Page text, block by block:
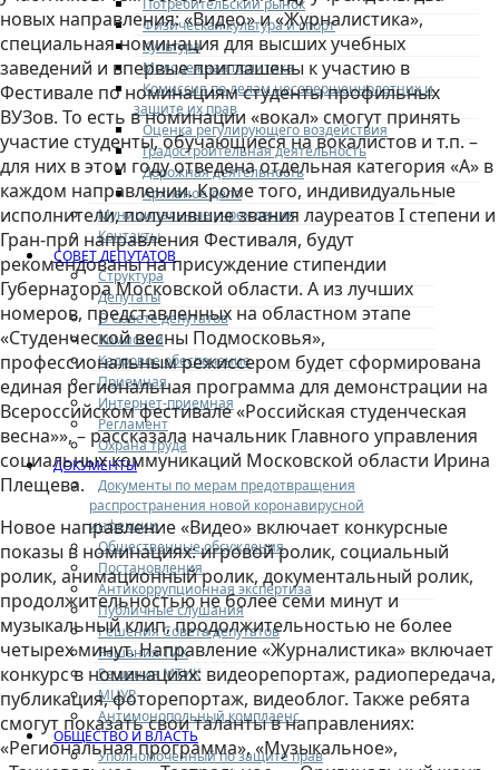
Физическая культура и спорт
Культура
Молодежная политика
Комиссия по делам несовершеннолетних и
защите их прав
Оценка регулирующего воздействия
Градостроительная деятельность
Дорожная деятельность
Архивное дело
Муниципальные учреждения
Контакты
СОВЕТ ДЕПУТАТОВ
Структура
Депутаты
О Совете депутатов
Комиссии
Кадровое обеспечение
Приемная
Интернет-приемная
Регламент
Охрана труда
ДОКУМЕНТЫ
Документы по мерам предотвращения
распространения новой коронавирусной
инфекции
Общественные обсуждения
Постановления
Антикоррупционная экспертиза
Публичные слушания
Решения Совета депутатов
Решения ТИК
Решения МТИК
МЦУР
Антимонопольный комплаенс
ОБЩЕСТВО И ВЛАСТЬ
Уполномоченный по защите прав
новых направления: «Видео» и «Журналистика»,
специальная номинация для высших учебных
заведений и впервые приглашены к участию в
Фестивале по номинациям студенты профильных
ВУЗов. То есть в номинации «вокал» смогут принять
участие студенты, обучающиеся на вокалистов и т.п. –
для них в этом году отведена отдельная категория «А» в
каждом направлении. Кроме того, индивидуальные
исполнители, получившие звания лауреатов I степени и
Гран-при направления Фестиваля, будут
рекомендованы на присуждение стипендии
Губернатора Московской области. А из лучших
номеров, представленных на областном этапе
«Студенческой весны Подмосковья»,
профессиональным режиссером будет сформирована
единая региональная программа для демонстрации на
Всероссийском фестивале «Российская студенческая
весна»», – рассказала начальник Главного управления
социальных коммуникаций Московской области Ирина
Плещева.
Новое направление «Видео» включает конкурсные
показы в номинациях: игровой ролик, социальный
ролик, анимационный ролик, документальный ролик,
продолжительностью не более семи минут и
музыкальный клип, продолжительностью не более
четырех минут. Направление «Журналистика» включает
конкурс в номинациях: видеорепортаж, радиопередача,
публикация, фоторепортаж, видеоблог. Также ребята
смогут показать свои таланты в направлениях:
«Региональная программа», «Музыкальное»,